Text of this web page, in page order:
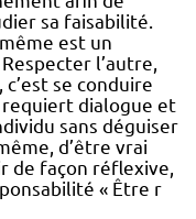
sa faisabilité.
est un
l’autre,
se conduire
requiert dialogue et
sans déguiser
d’être vrai
de façon réflexive,
« Être r